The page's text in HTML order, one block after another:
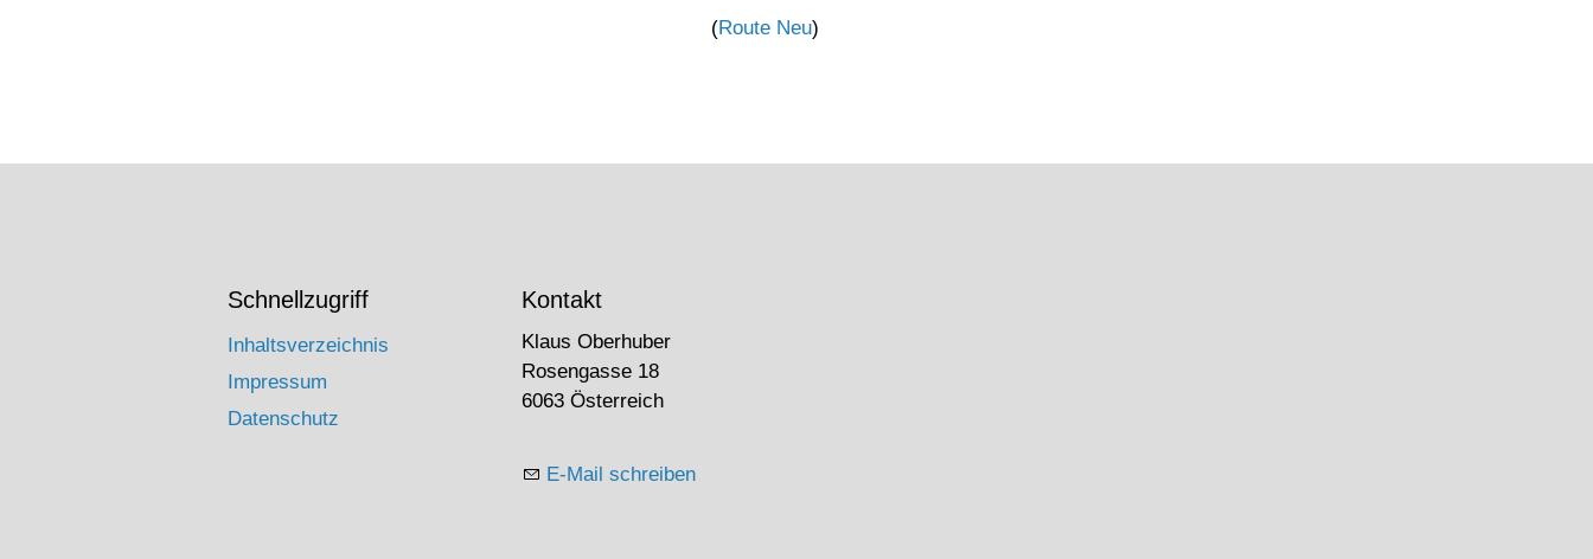
(Route Neu)
Schnellzugriff
Inhaltsverzeichnis
Impressum
Datenschutz
Kontakt
Klaus Oberhuber
Rosengasse 18
6063 Österreich
E-Mail schreiben